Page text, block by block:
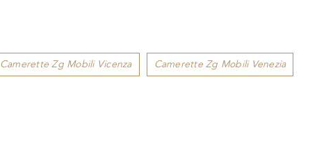
Camerette Zg Mobili Vicenza Camerette Zg Mobili Venezia